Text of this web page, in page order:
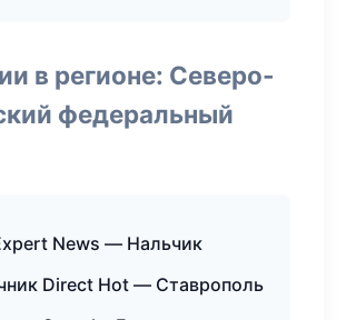
в регионе: Северо-
федеральный
News — Нальчик
Direct Hot — Ставрополь